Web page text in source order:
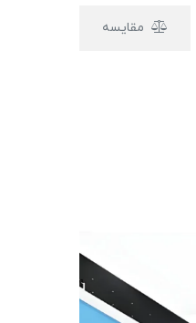
مقایسه